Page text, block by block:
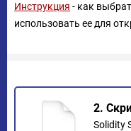
Инструкция - как
использовать ее для
2.
Solidity